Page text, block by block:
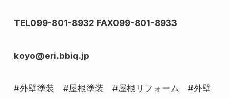
TEL099-801-8932 FAX099-801-8933
koyo@eri.bbiq.jp
#外壁塗装 #屋根塗装 #屋根リフォーム #外壁